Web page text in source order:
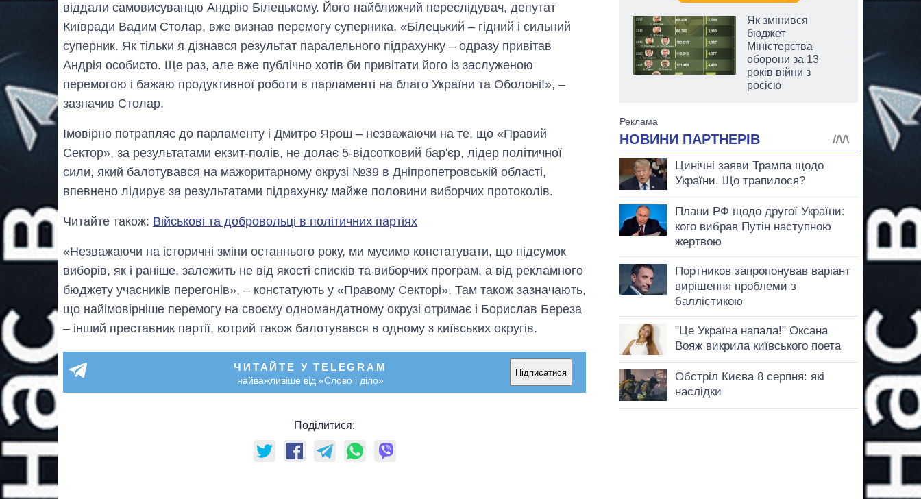
віддали самовисуванцю Андрію Білецькому. Його найближчий переслідувач, депутат
Київради Вадим Столар, вже визнав перемогу суперника. «Білецький – гідний і сильний
суперник. Як тільки я дізнався результат паралельного підрахунку – одразу привітав
Андрія особисто. Ще раз, але вже публічно хотів би привітати його із заслуженою
перемогою і бажаю продуктивної роботи в парламенті на благо України та Оболоні!», –
зазначив Столар.
Імовірно потрапляє до парламенту і Дмитро Ярош – незважаючи на те, що «Правий
Сектор», за результатами екзит-полів, не долає 5-відсотковий бар'єр, лідер політичної
сили, який балотувався на мажоритарному окрузі №39 в Дніпропетровській області,
впевнено лідирує за результатами підрахунку майже половини виборчих протоколів.
Читайте також: Військові та добровольці в політичних партіях
«Незважаючи на історичні зміни останнього року, ми мусимо констатувати, що підсумок
виборів, як і раніше, залежить не від якості списків та виборчих програм, а від рекламного
бюджету учасників перегонів», – констатують у «Правому Секторі». Там також зазначають,
що найімовірніше перемогу на своєму одномандатному окрузі отримає і Борислав Береза
– інший преставник партії, котрий також балотувався в одному з київських округів.
ЧИТАЙТЕ У TELEGRAM
найважливіше від «Слово і діло»
Підписатися
Поділитися:
Як за 10 років
змінилася кількість
вступників на
магістратуру та
аспірантуру
Як змінився
бюджет
Міністерства
оборони за 13
років війни з
росією